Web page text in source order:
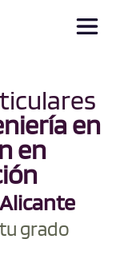
en
en
grado